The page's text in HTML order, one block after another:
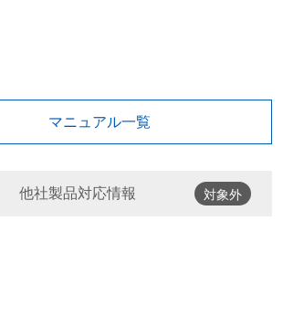
マニュアル一覧
他社製品対応情報 対象外